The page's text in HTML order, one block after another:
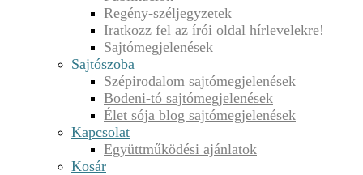
Regény-széljegyzetek
Iratkozz fel az írói oldal hírlevelekre!
Sajtómegjelenések
Sajtószoba
Szépirodalom sajtómegjelenések
Bodeni-tó sajtómegjelenések
Élet sója blog sajtómegjelenések
Kapcsolat
Együttműködési ajánlatok
Kosár